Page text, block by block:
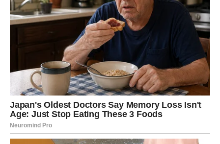
ozbiljnih odluka. Neki Ovnovi će se odlučiti na brak ili
zajednički život.
Poruka zvezda za Ovna
Ne sumnjajte u sebe. Ovo je trenutak kada treba
verujete svom instinktu, jer vas on vodi direktno ka sreći.
DEVICA – Sve dolazi na svoje
mesto